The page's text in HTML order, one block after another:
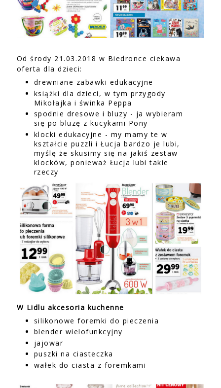
Od środy 21.03.2018 w Biedronce ciekawa
oferta dla dzieci:
drewniane zabawki edukacyjne
książki dla dzieci, w tym przygody
Mikołajka i świnka Peppa
spodnie dresowe i bluzy - ja wybieram
się po bluzę z kucykami Pony
klocki edukacyjne - my mamy te w
kształcie puzzli i Łucja bardzo je lubi,
myślę że skusimy się na jakiś zestaw
klocków, ponieważ Łucja lubi takie
rzeczy
W Lidlu akcesoria kuchenne
silikonowe foremki do pieczenia
blender wielofunkcyjny
jajowar
puszki na ciasteczka
wałek do ciasta z foremkami